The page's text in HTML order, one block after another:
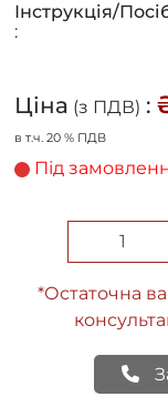
Інструкція/
:
Ціна (з ПДВ) :
в т.ч. 20 % ПДВ
Під
*Остаточна